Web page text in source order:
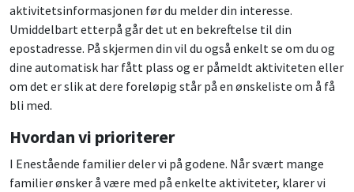
aktivitetsinformasjonen før du melder din interesse.
Umiddelbart etterpå går det ut en bekreftelse til din
epostadresse. På skjermen din vil du også enkelt se om du og
dine automatisk har fått plass og er påmeldt aktiviteten eller
om det er slik at dere foreløpig står på en ønskeliste om å få
bli med.
Hvordan vi prioriterer
I Enestående familier deler vi på godene. Når svært mange
familier ønsker å være med på enkelte aktiviteter, klarer vi